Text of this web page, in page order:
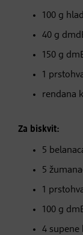
100 g
40 g
150 g
1
rendana
Za biskvit:
5
5
1
100 g
4